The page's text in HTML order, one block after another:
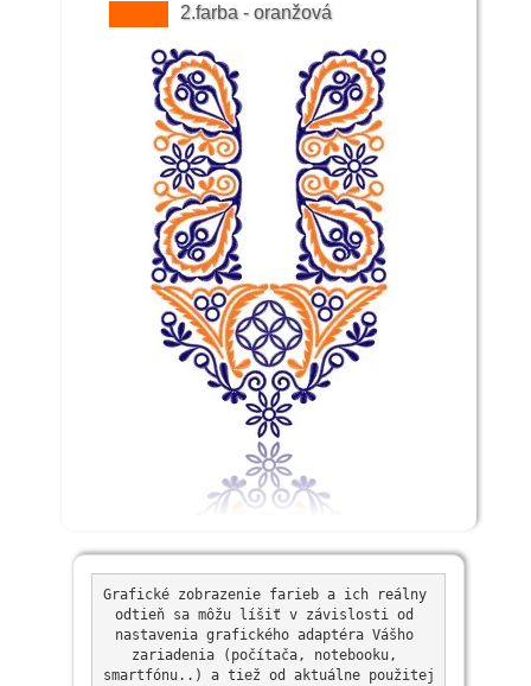
2.farba - oranžová
Grafické zobrazenie farieb a ich reálny
odtieň sa môžu líšiť v závislosti od
nastavenia grafického adaptéra Vášho
zariadenia (počítača, notebooku,
smartfónu..) a tiež od aktuálne použitej